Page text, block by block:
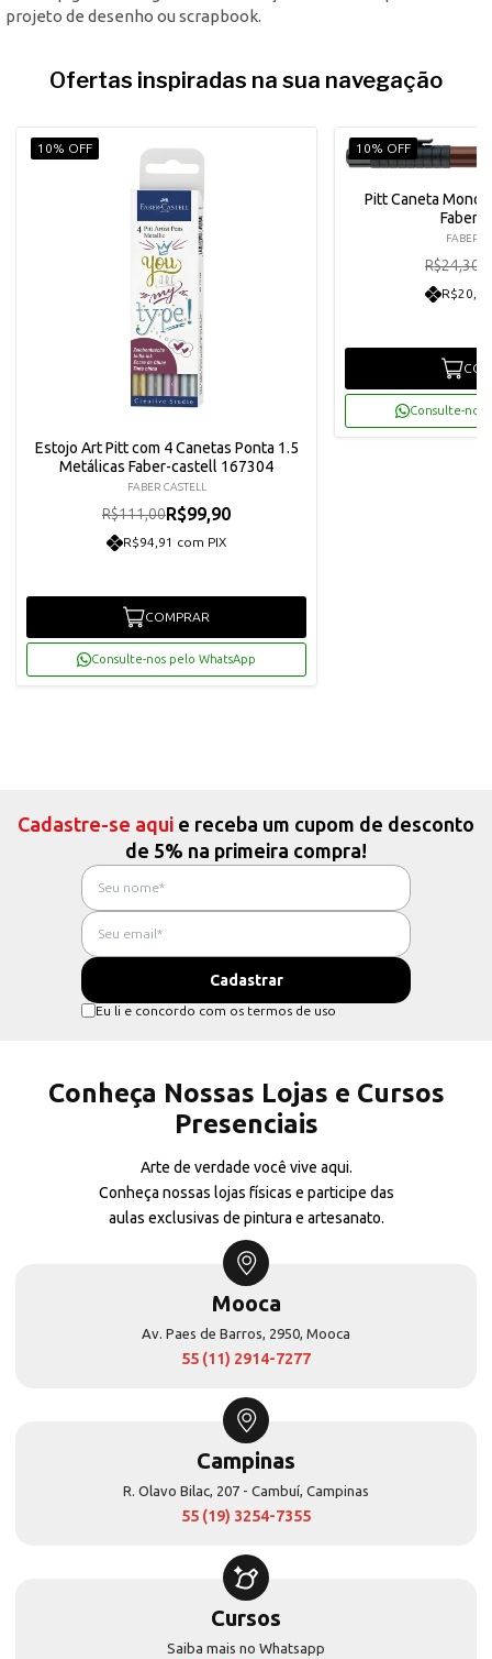
projeto de desenho ou scrapbook.
Ofertas inspiradas na sua navegação
10% OFF
Estojo Art Pitt com 4 Canetas Ponta 1.5
Metálicas Faber-castell 167304
FABER CASTELL
R$111,00R$99,90
R$94,91 com PIX
COMPRAR
Consulte-nos pelo WhatsApp
10% OFF
Pitt Caneta
Faber-
FABER
R$24,30
Consulte-nos
Cadastre-se aqui e receba um cupom de desconto
de 5% na primeira compra!
Eu li e concordo com os termos de uso
Conheça Nossas Lojas e Cursos
Presenciais
Arte de verdade você vive aqui.
Conheça nossas lojas físicas e participe das
aulas exclusivas de pintura e artesanato.
Mooca
Av. Paes de Barros, 2950, Mooca
55 (11) 2914-7277
Campinas
R. Olavo Bilac, 207 - Cambuí, Campinas
55 (19) 3254-7355
Cursos
Saiba mais no Whatsapp